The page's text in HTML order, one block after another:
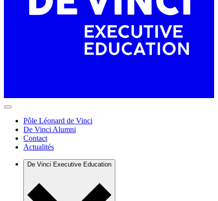
Pôle Léonard de Vinci
De Vinci Alumni
Contact
Actualités
De Vinci Executive Education